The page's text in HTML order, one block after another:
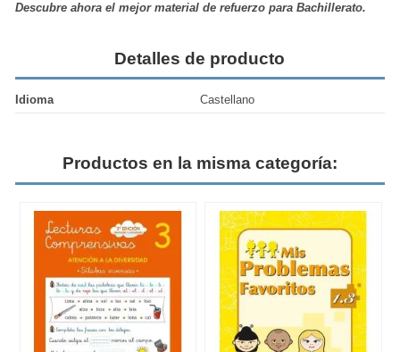
Descubre ahora el mejor material de refuerzo para Bachillerato.
Detalles de producto
Idioma Castellano
Productos en la misma categoría: